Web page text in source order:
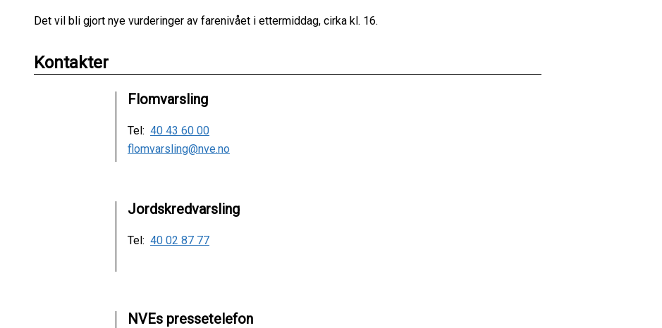
Det vil bli gjort nye vurderinger av farenivået i ettermiddag, cirka kl. 16.
Kontakter
Flomvarsling
Tel: 40 43 60 00
flomvarsling@nve.no
Jordskredvarsling
Tel: 40 02 87 77
NVEs pressetelefon